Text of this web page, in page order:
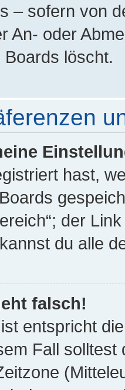
– sofern von
An- oder
löscht.
hast,
der
du alle
falsch!
entspricht
Fall solltest